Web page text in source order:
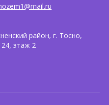
район, г. Тосно,
этаж 2